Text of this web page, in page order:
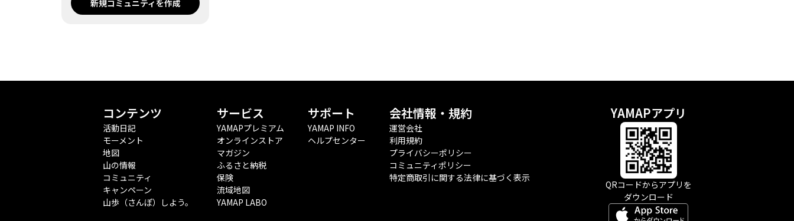
新規コミュニティを作成
コンテンツ
活動日記
モーメント
地図
山の情報
コミュニティ
キャンペーン
山歩（さんぽ）しよう。
サービス
YAMAPプレミアム
オンラインストア
マガジン
ふるさと納税
保険
流域地図
YAMAP LABO
サポート
YAMAP INFO
ヘルプセンター
会社情報・規約
運営会社
利用規約
プライバシーポリシー
コミュニティポリシー
特定商取引に関する法律に基づく表示
YAMAPアプリ
QRコードからアプリを
ダウンロード